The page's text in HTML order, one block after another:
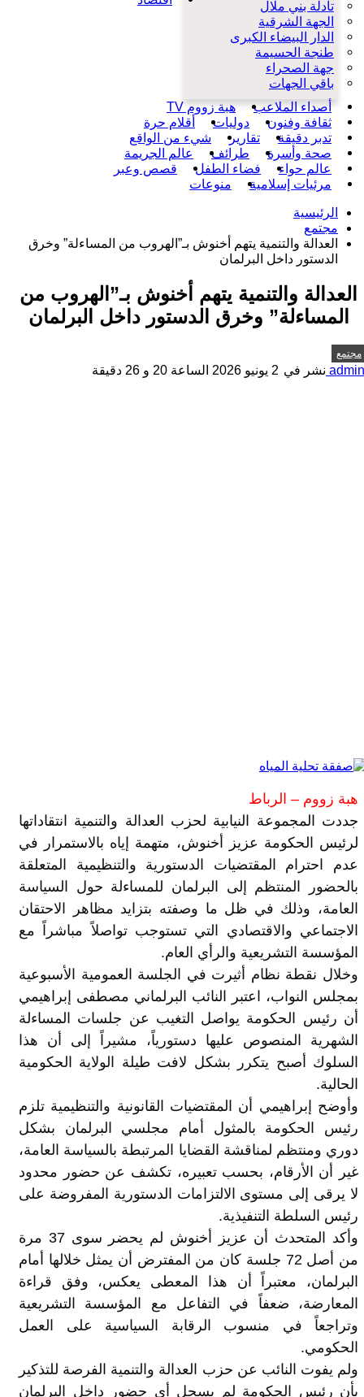
تادلة بني ملال
الجهة الشرقية
الدار البيضاء الكبرى
طنجة الحسيمة
جهة الصحراء
باقي الجهات
أصداء الملاعب
هبة زووم TV
ثقافة وفنون
دوليات
أقلام حرة
تدبر دقيقة
تقارير
شيء من الواقع
صحة وأسرة
طرائف
عالم الجريمة
عالم حواء
فضاء الطفل
قصص وعبر
مرئيات إسلامية
منوعات
الرئيسية
مجتمع
العدالة والتنمية يتهم أخنوش بـ”الهروب من المساءلة” وخرق
الدستور داخل البرلمان
العدالة والتنمية يتهم أخنوش بـ”الهروب من
المساءلة” وخرق الدستور داخل البرلمان
مجتمع
admin نشر في 2 يونيو 2026 الساعة 20 و 26 دقيقة
هبة زووم – الرباط
جددت المجموعة النيابية لحزب العدالة والتنمية انتقاداتها
لرئيس الحكومة عزيز أخنوش، متهمة إياه بالاستمرار في
عدم احترام المقتضيات الدستورية والتنظيمية المتعلقة
بالحضور المنتظم إلى البرلمان للمساءلة حول السياسة
العامة، وذلك في ظل ما وصفته بتزايد مظاهر الاحتقان
الاجتماعي والاقتصادي التي تستوجب تواصلاً مباشراً مع
المؤسسة التشريعية والرأي العام.
وخلال نقطة نظام أثيرت في الجلسة العمومية الأسبوعية
بمجلس النواب، اعتبر النائب البرلماني مصطفى إبراهيمي
أن رئيس الحكومة يواصل التغيب عن جلسات المساءلة
الشهرية المنصوص عليها دستورياً، مشيراً إلى أن هذا
السلوك أصبح يتكرر بشكل لافت طيلة الولاية الحكومية
الحالية.
وأوضح إبراهيمي أن المقتضيات القانونية والتنظيمية تلزم
رئيس الحكومة بالمثول أمام مجلسي البرلمان بشكل
دوري ومنتظم لمناقشة القضايا المرتبطة بالسياسة العامة،
غير أن الأرقام، بحسب تعبيره، تكشف عن حضور محدود
لا يرقى إلى مستوى الالتزامات الدستورية المفروضة على
رئيس السلطة التنفيذية.
وأكد المتحدث أن عزيز أخنوش لم يحضر سوى 37 مرة
من أصل 72 جلسة كان من المفترض أن يمثل خلالها أمام
البرلمان، معتبراً أن هذا المعطى يعكس، وفق قراءة
المعارضة، ضعفاً في التفاعل مع المؤسسة التشريعية
وتراجعاً في منسوب الرقابة السياسية على العمل
الحكومي.
ولم يفوت النائب عن حزب العدالة والتنمية الفرصة للتذكير
بأن رئيس الحكومة لم يسجل أي حضور داخل البرلمان